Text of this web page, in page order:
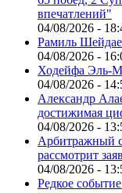
впечатлений"
04/08/2026 -
Рамиль
04/08/2026 -
Ходейфа Эль-
04/08/2026 -
Александр
достижимая
04/08/2026 -
Арбитражный
рассмотрит
04/08/2026 -
Редкое